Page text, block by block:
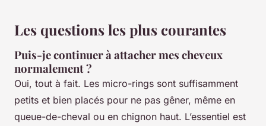
Les questions les plus courantes
Puis-je continuer à attacher mes cheveux
normalement ?
Oui, tout à fait. Les micro-rings sont suffisamment
petits et bien placés pour ne pas gêner, même en
queue-de-cheval ou en chignon haut. L’essentiel est